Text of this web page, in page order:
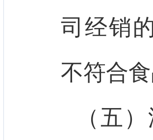
司经销
不符合
（五